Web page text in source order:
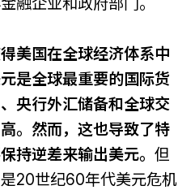
美国在全球经济体系中
是全球最重要的国际货
央行外汇储备和全球交
。然而，这也导致了特
持逆差来输出美元。 但
20世纪60年代美元危机